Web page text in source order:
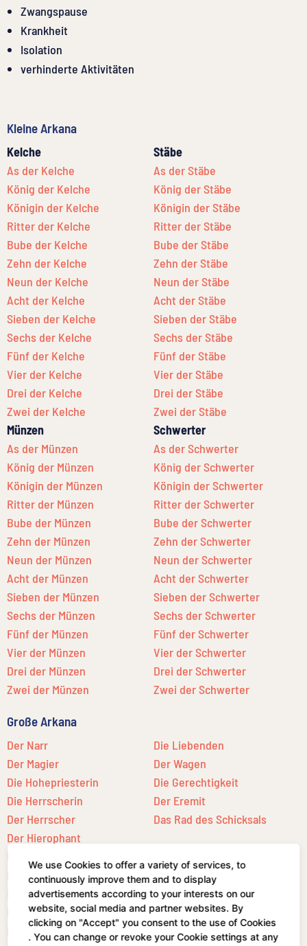
Zwangspause
Krankheit
Isolation
verhinderte Aktivitäten
Kleine Arkana
Kelche
As der Kelche
König der Kelche
Königin der Kelche
Ritter der Kelche
Bube der Kelche
Zehn der Kelche
Neun der Kelche
Acht der Kelche
Sieben der Kelche
Sechs der Kelche
Fünf der Kelche
Vier der Kelche
Drei der Kelche
Zwei der Kelche
Stäbe
As der Stäbe
König der Stäbe
Königin der Stäbe
Ritter der Stäbe
Bube der Stäbe
Zehn der Stäbe
Neun der Stäbe
Acht der Stäbe
Sieben der Stäbe
Sechs der Stäbe
Fünf der Stäbe
Vier der Stäbe
Drei der Stäbe
Zwei der Stäbe
Münzen
As der Münzen
König der Münzen
Königin der Münzen
Ritter der Münzen
Bube der Münzen
Zehn der Münzen
Neun der Münzen
Acht der Münzen
Sieben der Münzen
Sechs der Münzen
Fünf der Münzen
Vier der Münzen
Drei der Münzen
Zwei der Münzen
Schwerter
As der Schwerter
König der Schwerter
Königin der Schwerter
Ritter der Schwerter
Bube der Schwerter
Zehn der Schwerter
Neun der Schwerter
Acht der Schwerter
Sieben der Schwerter
Sechs der Schwerter
Fünf der Schwerter
Vier der Schwerter
Drei der Schwerter
Zwei der Schwerter
Große Arkana
Der Narr
Der Magier
Die Hohepriesterin
Die Herrscherin
Der Herrscher
Der Hierophant
Die Liebenden
Der Wagen
Die Gerechtigkeit
Der Eremit
Das Rad des Schicksals
Der Kraft
Der Gehängte
Der Tod
Die Mäßigkeit
Der Teufel
Der Mond
Die Sonne
Das Gericht
Die Welt
We use Cookies to offer a variety of services, to
continuously improve them and to display
advertisements according to your interests on our
website, social media and partner websites. By
clicking on "Accept" you consent to the use of Cookies
. You can change or revoke your Cookie settings at any